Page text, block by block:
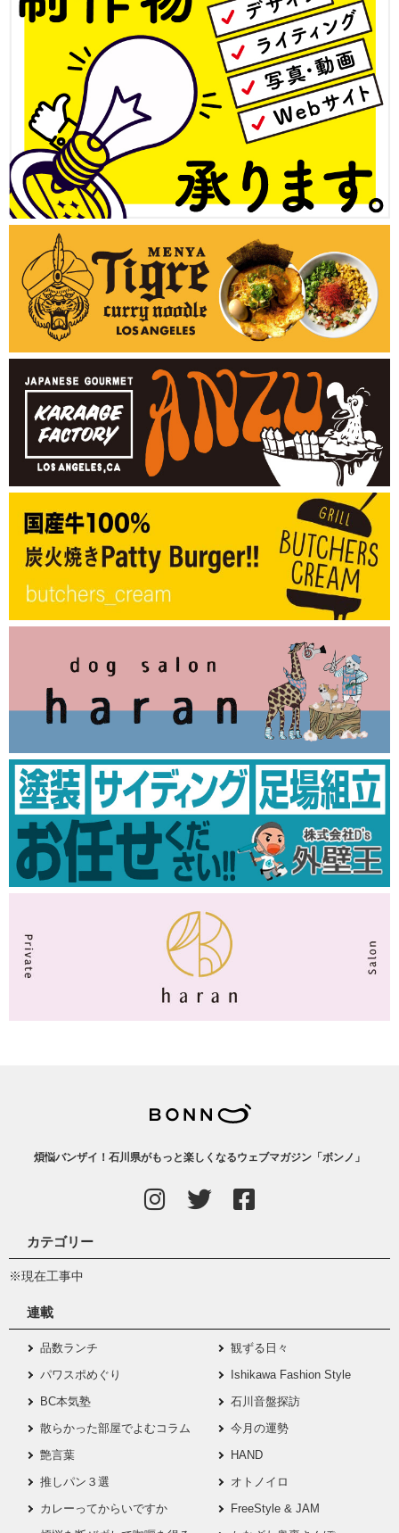
煩悩バンザイ！石川県がもっと楽しくなるウェブマガジン「ボンノ」
カテゴリー
※現在工事中
連載
品数ランチ
観ずる日々
パワスポめぐり
Ishikawa Fashion Style
BC本気塾
石川音盤探訪
散らかった部屋でよむコラム
今月の運勢
艶言葉
HAND
推しパン３選
オトノイロ
カレーってからいですか
FreeStyle & JAM